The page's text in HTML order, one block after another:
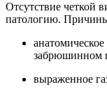
Отсутствие четкой
патологию.
забрюшинном
выраженное